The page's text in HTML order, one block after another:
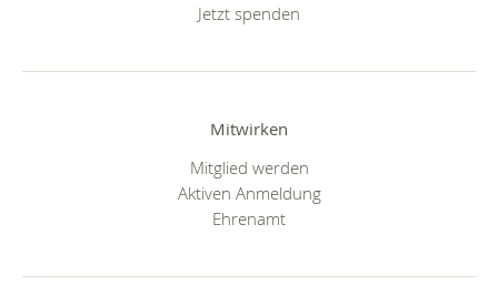
Jetzt spenden
Mitwirken
Mitglied werden
Aktiven Anmeldung
Ehrenamt